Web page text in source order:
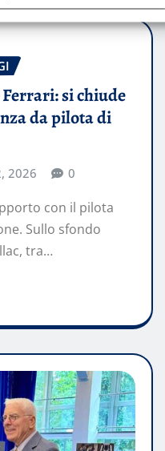
si chiude
da pilota di
2026 0
con il pilota
Sullo sfondo
tra…